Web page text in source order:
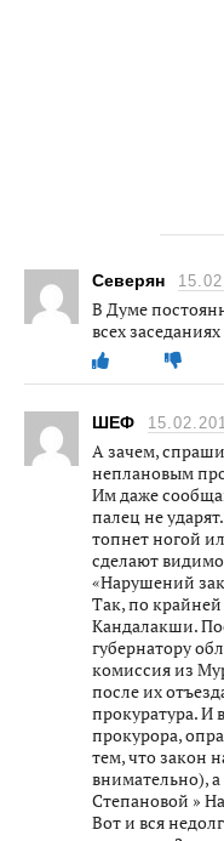
Северян
В Думе
всех
ШЕФ
А зачем,
неплановым
Им даже
палец не
топнет ногой
сделают
«Нарушений
Так, по крайней
Кандалакши.
губернатору
комиссия из
после их
прокуратура. И
прокурора,
тем, что закон
внимательно),
Степановой »
Вот и вся